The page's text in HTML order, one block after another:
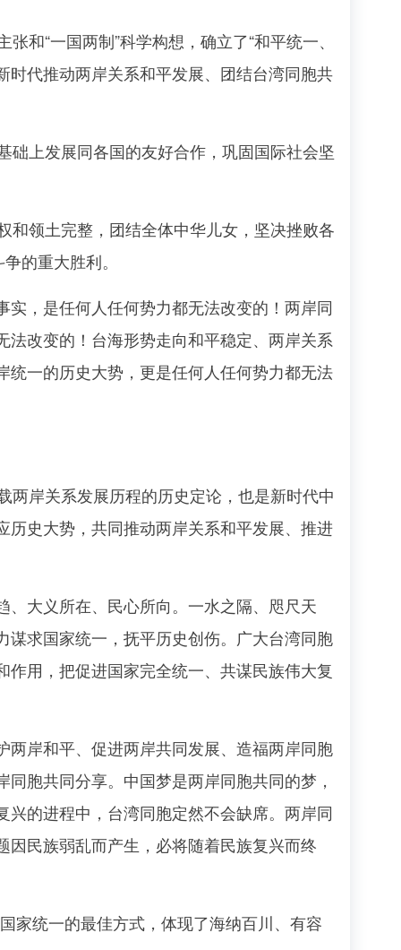
“一国两制”科学构想，确立了“和平统一、
时代推动两岸关系和平发展、团结台湾同胞共
发展同各国的友好合作，巩固国际社会坚
土完整，团结全体中华儿女，坚决挫败各
的重大胜利。
，是任何人任何势力都无法改变的！两岸同
改变的！台海形势走向和平稳定、两岸关系
一的历史大势，更是任何人任何势力都无法
岸关系发展历程的历史定论，也是新时代中
史大势，共同推动两岸关系和平发展、推进
大义所在、民心所向。一水之隔、咫尺天
求国家统一，抚平历史创伤。广大台湾同胞
用，把促进国家完全统一、共谋民族伟大复
岸和平、促进两岸共同发展、造福两岸同胞
胞共同分享。中国梦是两岸同胞共同的梦，
的进程中，台湾同胞定然不会缺席。两岸同
民族弱乱而产生，必将随着民族复兴而终
统一的最佳方式，体现了海纳百川、有容